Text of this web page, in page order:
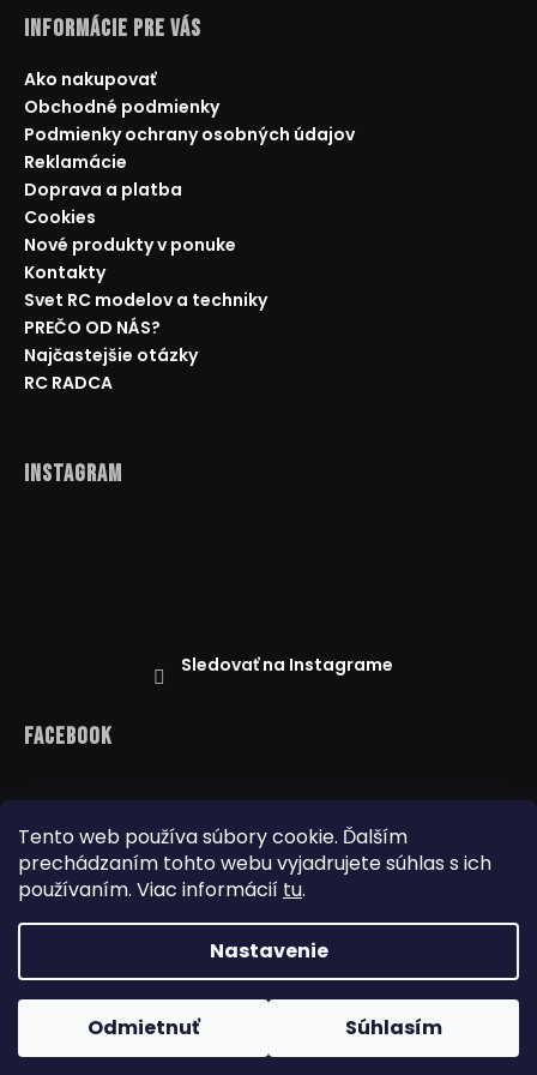
Tento web používa súbory cookie. Ďalším
prechádzaním tohto webu vyjadrujete súhlas s ich
používaním. Viac informácií tu.
Nastavenie
Odmietnuť Súhlasím
Informácie pre Vás
Ako nakupovať
Obchodné podmienky
Podmienky ochrany osobných údajov
Reklamácie
Doprava a platba
Cookies
Nové produkty v ponuke
Kontakty
Svet RC modelov a techniky
PREČO OD NÁS?
Najčastejšie otázky
RC RADCA
Instagram
Sledovať na Instagrame
Facebook
Reklamácie Doprava a platba
Najnižšia cena na trhu Obchodné podmienky
Copyright 2026www.dealbox.sk. Všetky práva
vyhradené.Upraviť nastavenie cookies